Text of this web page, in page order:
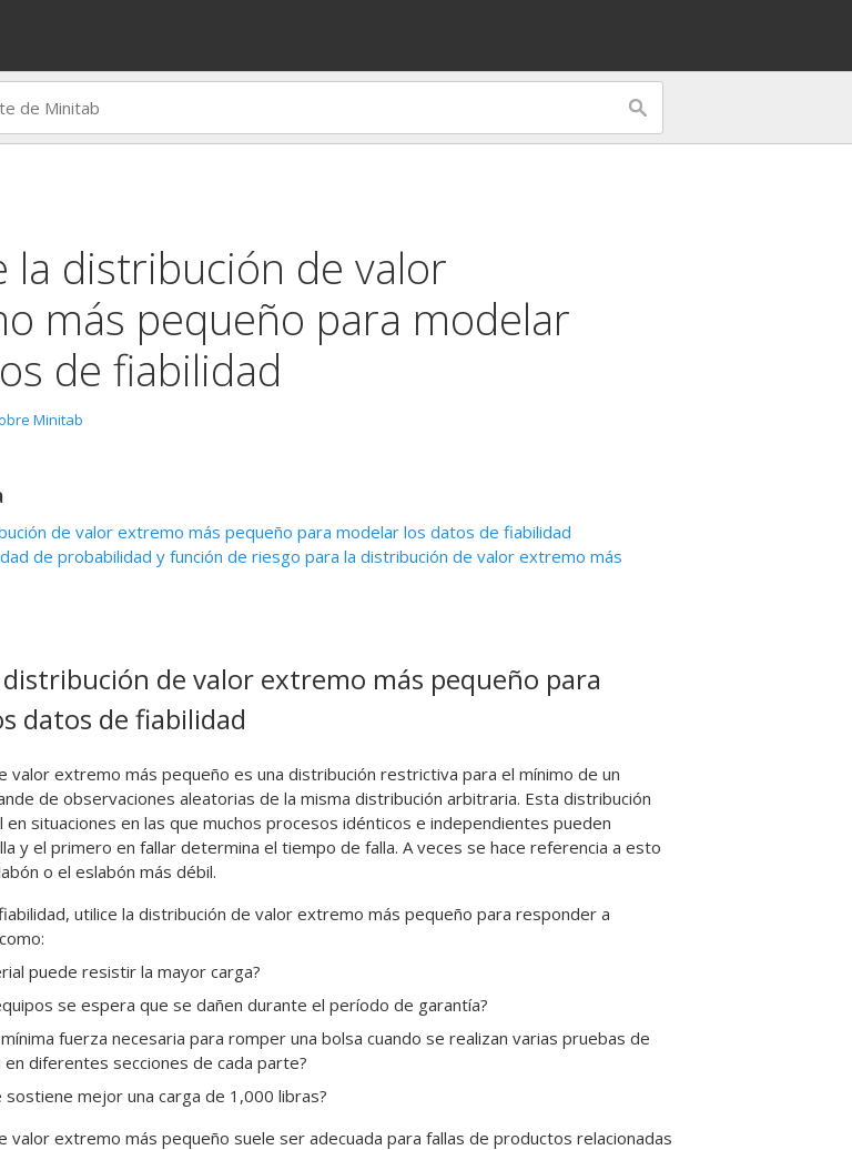
la distribución de valor
más pequeño para modelar
de fiabilidad
Minitab
de valor extremo más pequeño para modelar los datos de fiabilidad
de probabilidad y función de riesgo para la distribución de valor extremo más
distribución de valor extremo más pequeño para
datos de fiabilidad
valor extremo más pequeño es una distribución restrictiva para el mínimo de un
de observaciones aleatorias de la misma distribución arbitraria. Esta distribución
en situaciones en las que muchos procesos idénticos e independientes pueden
y el primero en fallar determina el tiempo de falla. A veces se hace referencia a esto
o el eslabón más débil.
utilice la distribución de valor extremo más pequeño para responder a
puede resistir la mayor carga?
se espera que se dañen durante el período de garantía?
mínima fuerza necesaria para romper una bolsa cuando se realizan varias pruebas de
diferentes secciones de cada parte?
sostiene mejor una carga de 1,000 libras?
valor extremo más pequeño suele ser adecuada para fallas de productos relacionadas